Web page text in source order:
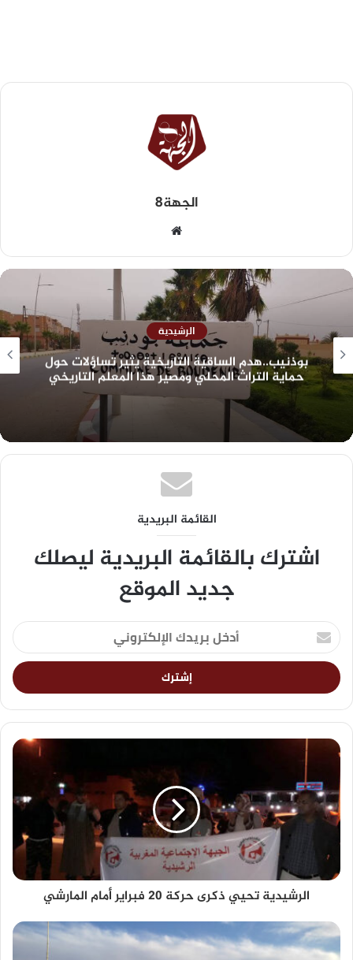
الجهة8
الرشيدية
يثير تساؤلات حول
هذا المعلم التاريخي
الرشيدية: مهرجان
والساكنة
القائمة البريدية
اشترك بالقائمة البريدية ليصلك
جديد الموقع
الرشيدية تحيي ذكرى حركة 20 فبراير أمام المارشي